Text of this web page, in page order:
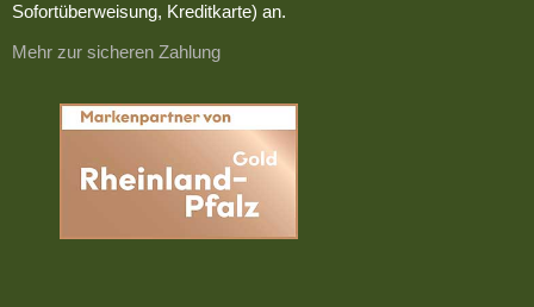
Sofortüberweisung, Kreditkarte) an.
Mehr zur sicheren Zahlung